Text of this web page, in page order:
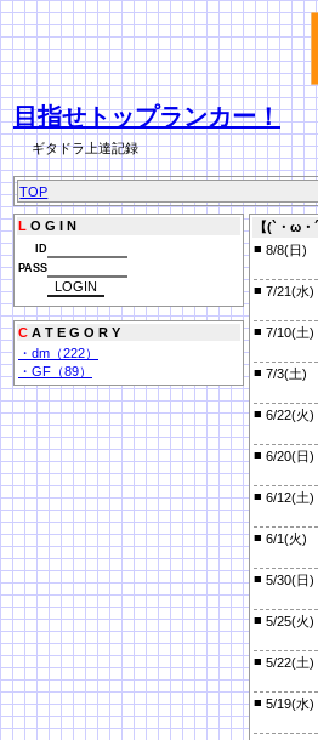
目指せトップランカー！
ギタドラ上達記録
TOP
L O G I N
ID
PASS
C A T E G O R Y
・dm（222）
・GF（89）
【(`・ω
■ 8/8(日)
■ 7/21(水)
■ 7/10(土)
■ 7/3(土)
■ 6/22(火)
■ 6/20(日)
■ 6/12(土)
■ 6/1(火)
■ 5/30(日)
■ 5/25(火)
■ 5/22(土)
■ 5/19(水)